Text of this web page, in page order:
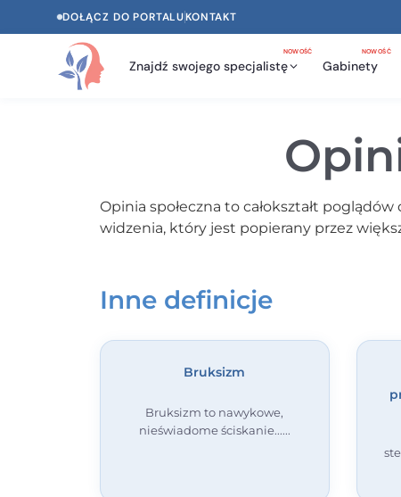
DOŁĄCZ DO PORTALUKONTAKT
Znajdź swojego specjalistę
NOWOŚĆ
Gabinety
NOWOŚĆ
Opinia społeczna to całokształt
widzenia, który jest popierany przez
Inne definicje
Bruksizm
Bruksizm to nawykowe,
nieświadome ściskanie...